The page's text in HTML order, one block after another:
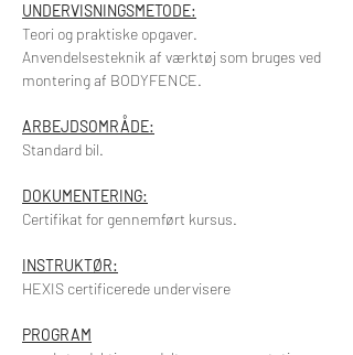
UNDERVISNINGSMETODE:
Teori og praktiske opgaver.
Anvendelsesteknik af værktøj som bruges ved
montering af BODYFENCE.
ARBEJDSOMRÅDE:
Standard bil.
DOKUMENTERING:
Certifikat for gennemført kursus.
INSTRUKTØR:
HEXIS certificerede undervisere
PROGRAM